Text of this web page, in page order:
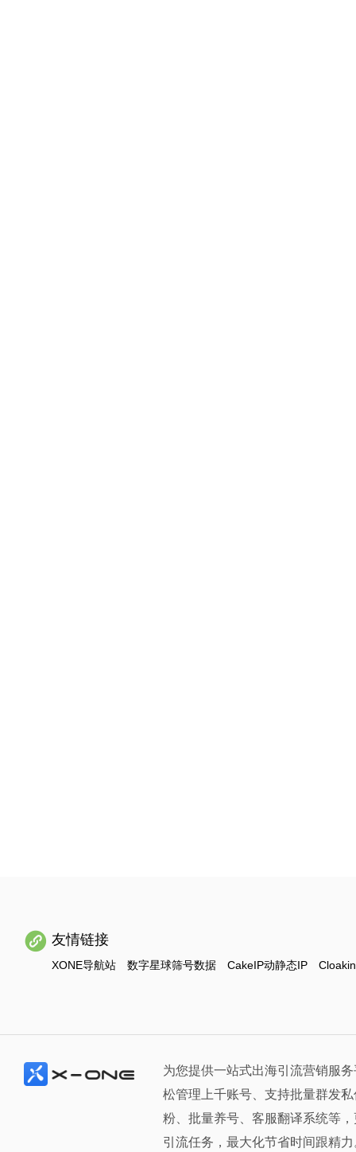
友情链接
XONE导航站 数字星球筛号数据 CakeIP动静态IP
为您提供一站式出海引流营销服
松管理上千账号、支持批量群发
粉、批量养号、客服翻译系统等
引流任务，最大化节省时间跟精力